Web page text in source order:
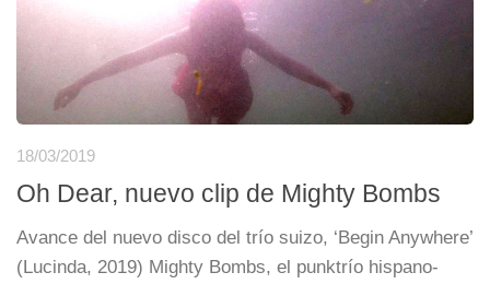
18/03/2019
Oh Dear, nuevo clip de Mighty Bombs
Avance del nuevo disco del trío suizo, ‘Begin Anywhere’
(Lucinda, 2019) Mighty Bombs, el punktrío hispano-